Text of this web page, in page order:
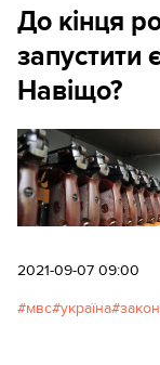
До кінця
запустити
Навіщо?
2021-09-07 09:00
мвс україна закон